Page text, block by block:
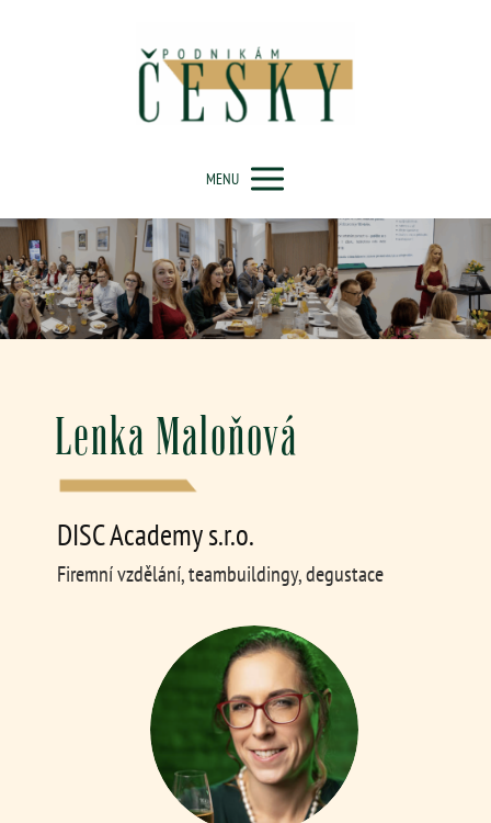
MENU
Lenka Maloňová
DISC Academy s.r.o.
Firemní vzdělání, teambuildingy, degustace